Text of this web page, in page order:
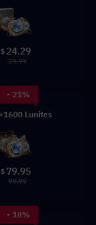
$ 24.29
29.99
- 21%
Lunites
$ 79.95
99.99
- 18%